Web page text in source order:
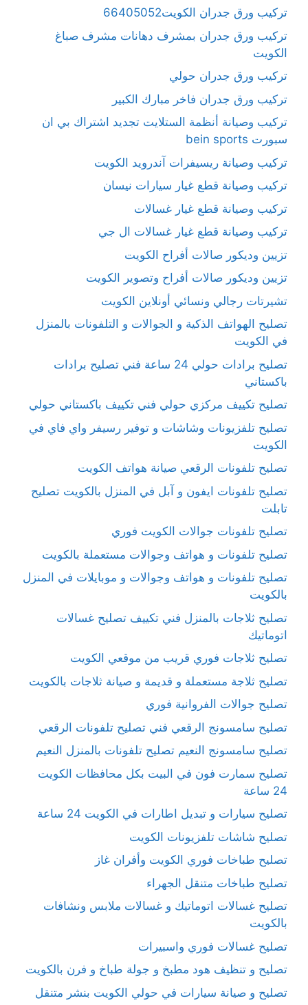
تركيب ورق جدران الكويت66405052
تركيب ورق جدران بمشرف دهانات مشرف صباغ
الكويت
تركيب ورق جدران حولي
تركيب ورق جدران فاخر مبارك الكبير
تركيب وصيانة أنظمة الستلايت تجديد اشتراك بي ان
سبورت bein sports
تركيب وصيانة ريسيفرات آندرويد الكويت
تركيب وصيانة قطع غيار سيارات نيسان
تركيب وصيانة قطع غيار غسالات
تركيب وصيانة قطع غيار غسالات ال جي
تزيين وديكور صالات أفراح الكويت
تزيين وديكور صالات أفراح وتصوير الكويت
تشيرتات رجالي ونسائي أونلاين الكويت
تصليح الهواتف الذكية و الجوالات و التلفونات بالمنزل
في الكويت
تصليح برادات حولي 24 ساعة فني تصليح برادات
باكستاني
تصليح تكييف مركزي حولي فني تكييف باكستاني حولي
تصليح تلفزيونات وشاشات و توفير رسيفر واي فاي في
الكويت
تصليح تلفونات الرقعي صيانة هواتف الكويت
تصليح تلفونات ايفون و آبل في المنزل بالكويت تصليح
تابلت
تصليح تلفونات جوالات الكويت فوري
تصليح تلفونات و هواتف وجوالات مستعملة بالكويت
تصليح تلفونات و هواتف وجوالات و موبايلات في المنزل
بالكويت
تصليح ثلاجات بالمنزل فني تكييف تصليح غسالات
اتوماتيك
تصليح ثلاجات فوري قريب من موقعي الكويت
تصليح ثلاجة مستعملة و قديمة و صيانة ثلاجات بالكويت
تصليح جوالات الفروانية فوري
تصليح سامسونج الرقعي فني تصليح تلفونات الرقعي
تصليح سامسونج النعيم تصليح تلفونات بالمنزل النعيم
تصليح سمارت فون في البيت بكل محافظات الكويت
24 ساعة
تصليح سيارات و تبديل اطارات في الكويت 24 ساعة
تصليح شاشات تلفزيونات الكويت
تصليح طباخات فوري الكويت وأفران غاز
تصليح طباخات متنقل الجهراء
تصليح غسالات اتوماتيك و غسالات ملابس ونشافات
بالكويت
تصليح غسالات فوري واسبيرات
تصليح و تنظيف هود مطبخ و جولة طباخ و فرن بالكويت
تصليح و صيانة سيارات في حولي الكويت بنشر متنقل